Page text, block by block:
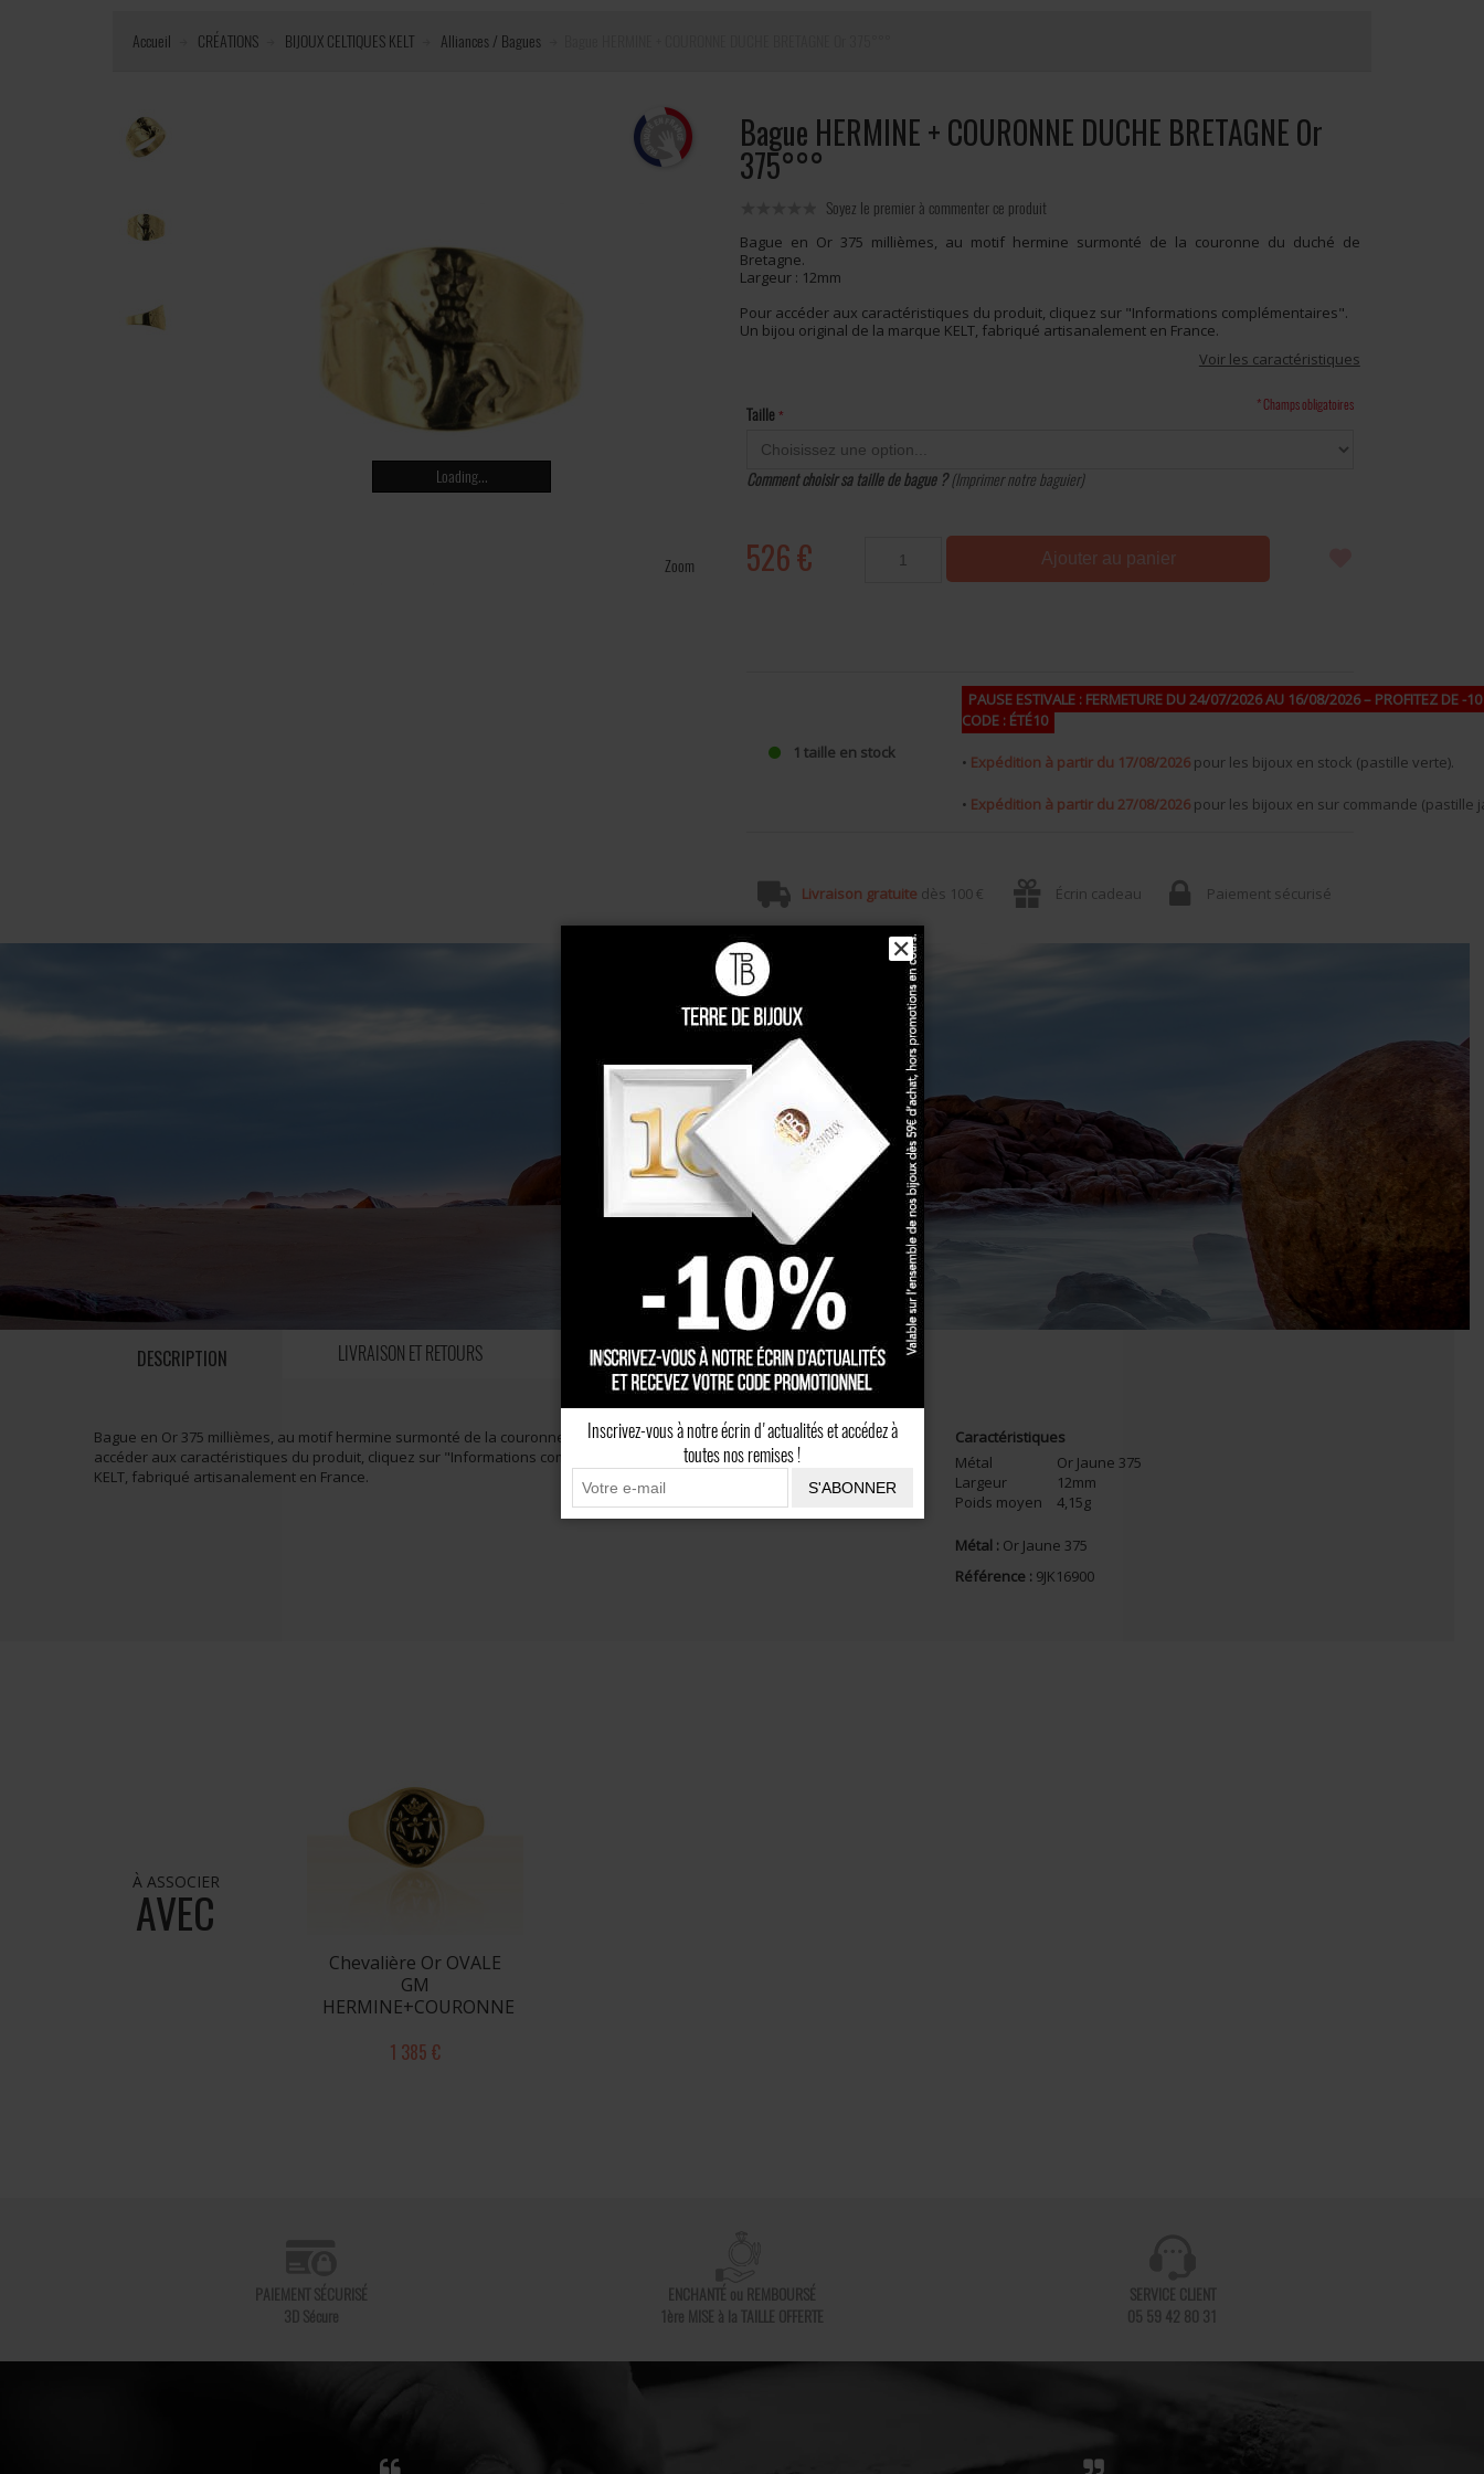
Accueil CRÉATIONS BIJOUX CELTIQUES KELT Alliances / Bagues
Loading...
Zoom
Bague HERMINE + COURONNE DUCHE BRETAGNE Or
375°°°
Soyez le premier à commenter ce produit
Bague en Or 375 millièmes, au motif hermine surmonté de la couronne du duché de
Bretagne.
Largeur : 12mm
Pour accéder aux caractéristiques du produit, cliquez sur "Informations complémentaires".
Un bijou original de la marque KELT, fabriqué artisanalement en France.
Voir les caractéristiques
Taille
Comment choisir sa taille de bague ?(Imprimer notre baguier)
* Champs obligatoires
526 € Ajouter au panier
1 taille en stock
PAUSE ESTIVALE : FERMETURE DU 24/07/2026 AU 16/08/2026 – PROFITEZ DE -
CODE : ÉTÉ10
• Expédition à partir du 17/08/2026pour les bijoux en stock (pastille verte).
• Expédition à partir du 27/08/2026pour les bijoux en sur commande (pastille
Livraison gratuite dès 100 € Écrin cadeau Paiement sécurisé
DESCRIPTION LIVRAISON ET RETOURS CONSEILS AVIS CLIENTS
Bague en Or 375 millièmes, au motif hermine surmonté de la couronne du duché de Bretagne. Largeur : 12mm Pour
accéder aux caractéristiques du produit, cliquez sur "Informations complémentaires". Un bijou original de la marque
KELT, fabriqué artisanalement en France.
Caractéristiques
Métal
Or Jaune 375
Largeur
12mm
Poids moyen
4,15g
Métal : Or Jaune 375
Référence : 9JK16900
À ASSOCIER
AVEC
Chevalière Or OVALE
GM
HERMINE+COURONNE
1 385 €
PAIEMENT SÉCURISÉ
3D Sécure
ENCHANTÉ ou REMBOURSÉ
1ère MISE à la TAILLE OFFERTE
SERVICE CLIENT
05 59 42 80 31
✕
Inscrivez-vous à notre écrin d'actualités et accédez à
toutes nos remises !
S'ABONNER